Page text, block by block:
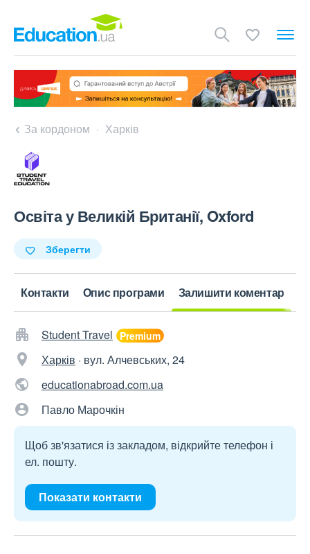
За кордоном Харків
Освіта у Великій Британії, Oxford
Зберегти
Контакти Опис програми Залишити коментар
Student Travel
Харків · вул. Алчевських, 24
educationabroad.com.ua
Павло Марочкін
Щоб зв'язатися із закладом, відкрийте телефон і
ел. пошту.
Показати контакти